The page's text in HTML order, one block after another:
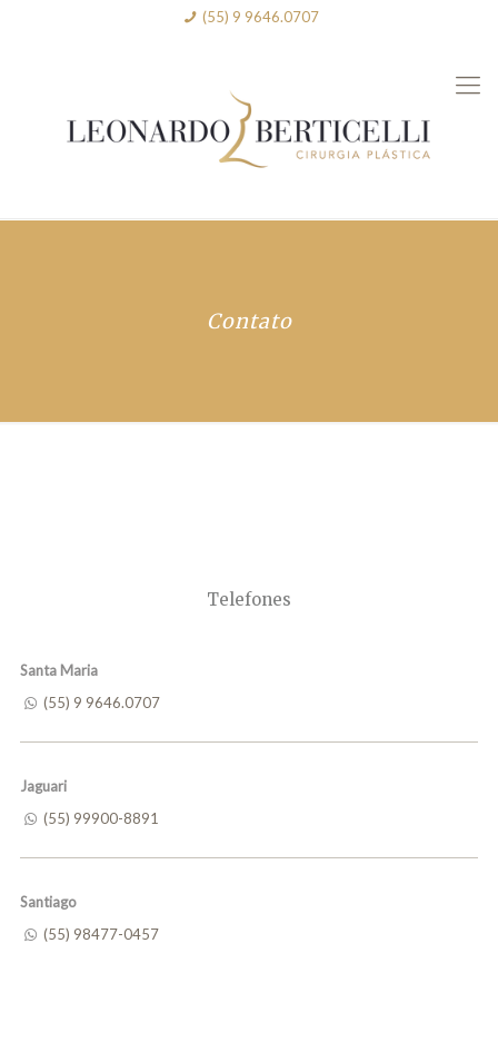
(55) 9 9646.0707
Contato
Telefones
Santa Maria
(55) 9 9646.0707
Jaguari
(55) 99900-8891
Santiago
(55) 98477-0457